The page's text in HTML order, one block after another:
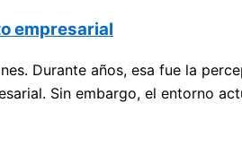
empresarial
Durante años, esa fue la
Sin embargo, el entorno